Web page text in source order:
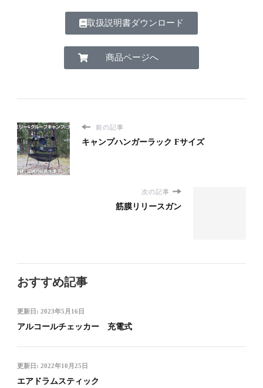
取扱説明書ダウンロード
商品ページへ
前の記事
キャンプハンガーラック Fサイズ
次の記事
筋膜リリースガン
おすすめ記事
更新日: 2023年5月16日
アルコールチェッカー 充電式
更新日: 2022年10月25日
エアドラムスティック